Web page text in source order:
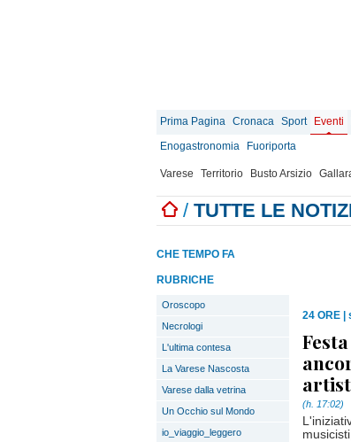
Prima Pagina Cronaca Sport Eventi
Enogastronomia
Fuoriporta
Varese Territorio Busto Arsizio
/ TUTTE LE
CHE TEMPO FA
RUBRICHE
Oroscopo
Necrologi
L'ultima contesa
La Varese Nascosta
Varese dalla vetrina
Un Occhio sul Mondo
io_viaggio_leggero
24 ORE
(h. 17:02)